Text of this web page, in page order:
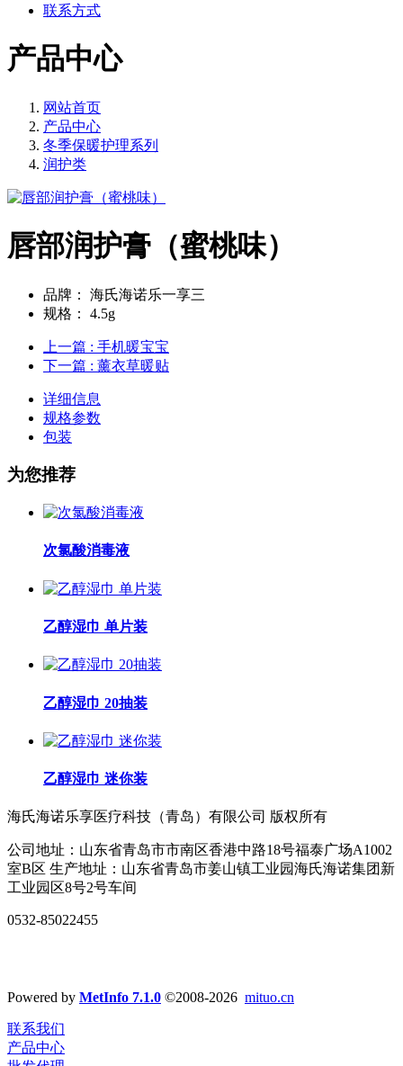
联系方式
产品中心
网站首页
产品中心
冬季保暖护理系列
润护类
唇部润护膏（蜜桃味）
品牌：
海氏海诺乐一享三
规格：
4.5g
上一篇 : 手机暖宝宝
下一篇 : 薰衣草暖贴
详细信息
规格参数
包装
为您推荐
次氯酸消毒液
乙醇湿巾 单片装
乙醇湿巾 20抽装
乙醇湿巾 迷你装
海氏海诺乐享医疗科技（青岛）有限公司 版权所有
公司地址：山东省青岛市市南区香港中路18号福泰广场A1002
室B区 生产地址：山东省青岛市姜山镇工业园海氏海诺集团新
工业园区8号2号车间
0532-85022455
Powered by MetInfo 7.1.0 ©2008-2026 mituo.cn
联系我们
产品中心